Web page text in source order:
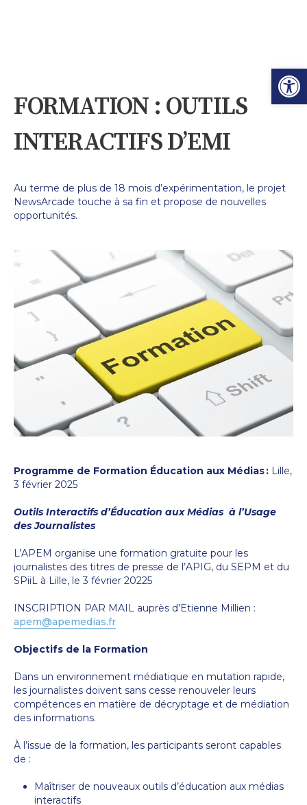
Ouvrir
FORMATION : OUTILS
INTERACTIFS D’EMI
Au terme de plus de 18 mois d’expérimentation, le projet
NewsArcade touche à sa fin et propose de nouvelles
opportunités.
Programme de Formation Éducation aux Médias : Lille,
3 février 2025
Outils Interactifs d’Éducation aux Médias à l’Usage
des Journalistes
L’APEM organise une formation gratuite pour les
journalistes des titres de presse de l’APIG, du SEPM et du
SPiiL à Lille, le 3 février 20225
INSCRIPTION PAR MAIL auprès d’Etienne Millien :
apem@apemedias.fr
Objectifs de la Formation
Dans un environnement médiatique en mutation rapide,
les journalistes doivent sans cesse renouveler leurs
compétences en matière de décryptage et de médiation
des informations.
À l’issue de la formation, les participants seront capables
de :
Maîtriser de nouveaux outils d’éducation aux médias
interactifs